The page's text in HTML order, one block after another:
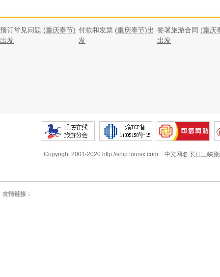
预订常见问题 (重庆奉节)
出发
付款和发票 (重庆奉节)出
发
签署旅游合同 (重庆
出发
Copyright 2001-2020 http://ship.toursx.com 中文网名:长江三峡
友情链接：